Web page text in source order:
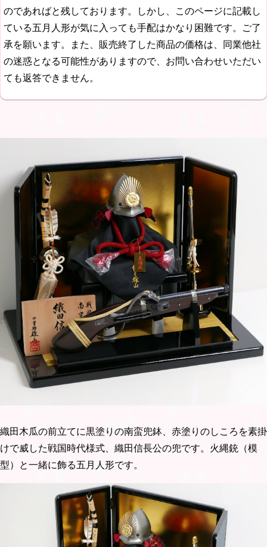
のであればと残しております。しかし、このページに記載し
ている五月人形が気に入っても手配はかなり困難です。ご了
承を願います。また、販売終了した商品の価格は、同業他社
の迷惑となる可能性がありますので、お問い合わせいただい
ても返答できません。
織田木瓜の前立てに黒塗りの南蛮兜鉢、赤塗りのしころを素掛
けで威した戦国時代様式、織田信長公の兜です。火縄銃（模
型）と一緒に飾る五月人形です。